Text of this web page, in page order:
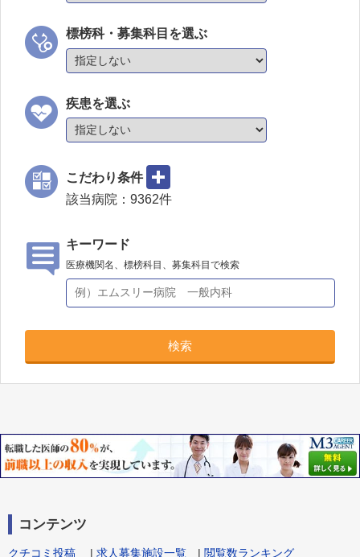
標榜科・募集科目を選ぶ
疾患を選ぶ
こだわり条件
該当病院： 9362件
キーワード
医療機関名、標榜科目、募集科目で検索
検索
コンテンツ
クチコミ投稿 | 求人募集施設一覧 | 閲覧数ランキング